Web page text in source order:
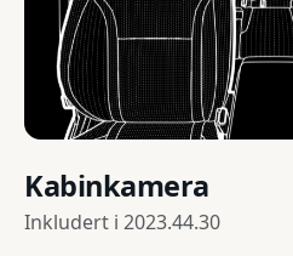
Kabinkamera
Inkludert i 2023.44.30